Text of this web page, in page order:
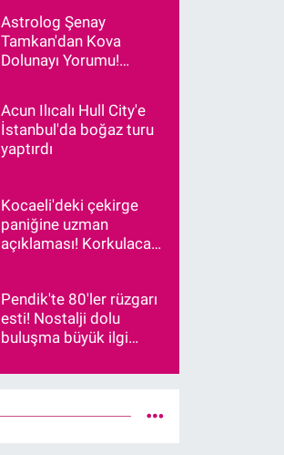
Astrolog Şenay
Tamkan'dan Kova
Dolunayı Yorumu!
Acun Ilıcalı Hull City'e
İstanbul'da boğaz turu
yaptırdı
Kocaeli'deki çekirge
paniğine uzman
açıklaması! Korkulacak
Pendik'te 80'ler rüzgarı
esti! Nostalji dolu
buluşma büyük ilgi